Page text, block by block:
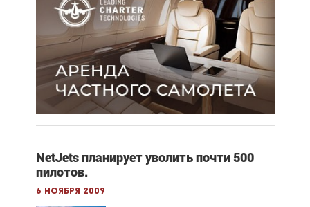
NetJets планирует уволить почти 500
пилотов.
6 ноября 2009